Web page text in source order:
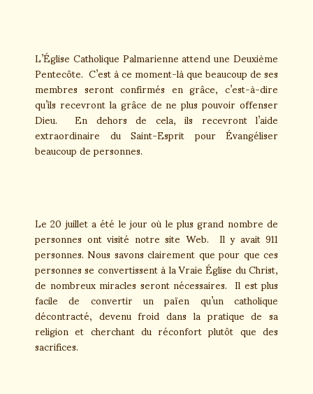
L’Église Catholique Palmarienne attend une Deuxième
Pentecôte. C’est à ce moment-là que beaucoup de ses
membres seront confirmés en grâce, c’est-à-dire
qu’ils recevront la grâce de ne plus pouvoir offenser
Dieu. En dehors de cela, ils recevront l’aide
extraordinaire du Saint-Esprit pour Évangéliser
beaucoup de personnes.
Le 20 juillet a été le jour où le plus grand nombre de
personnes ont visité notre site Web. Il y avait 911
personnes. Nous savons clairement que pour que ces
personnes se convertissent à la Vraie Église du Christ,
de nombreux miracles seront nécessaires. Il est plus
facile de convertir un païen qu’un catholique
décontracté, devenu froid dans la pratique de sa
religion et cherchant du réconfort plutôt que des
sacrifices.